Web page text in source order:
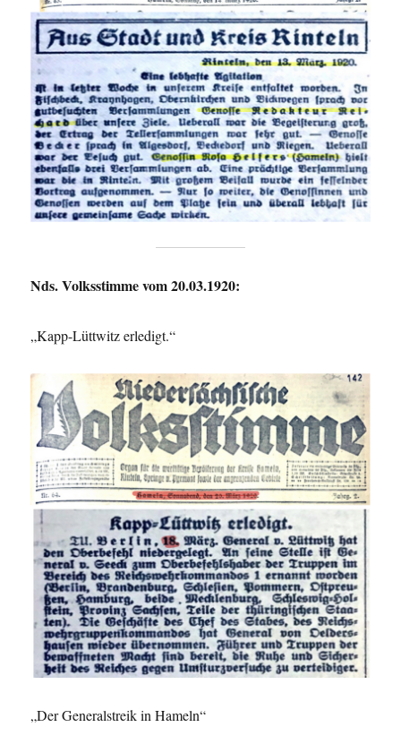
Nds. Volksstimme vom 20.03.1920:
„Kapp-Lüttwitz erledigt.“
„Der Generalstreik in Hameln“